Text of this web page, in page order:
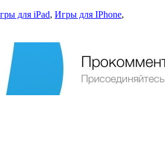
для iPad, Игры для IPhone,